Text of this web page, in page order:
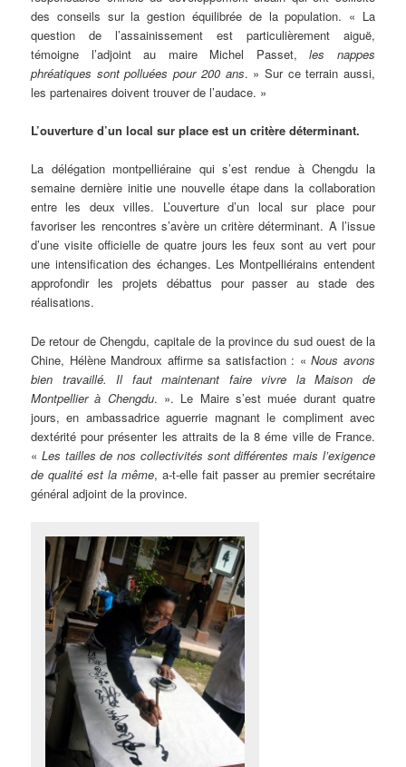
des conseils sur la gestion équilibrée de la population. « La
question de l’assainissement est particulièrement aiguë,
témoigne l’adjoint au maire Michel Passet,les nappes
phréatiques sont polluées pour 200 ans. » Sur ce terrain aussi,
les partenaires doivent trouver de l’audace. »
L’ouverture d’un local sur place est un critère déterminant.
La délégation montpelliéraine qui s’est rendue à Chengdu la
semaine dernière initie une nouvelle étape dans la collaboration
entre les deux villes. L’ouverture d’un local sur place pour
favoriser les rencontres s’avère un critère déterminant. A l’issue
d’une visite officielle de quatre jours les feux sont au vert pour
une intensification des échanges. Les Montpelliérains entendent
approfondir les projets débattus pour passer au stade des
réalisations.
De retour de Chengdu, capitale de la province du sud ouest de la
Chine, Hélène Mandroux affirme sa satisfaction : «Nous avons
bien travaillé. Il faut maintenant faire vivre la Maison de
Montpellier à Chengdu. ». Le Maire s’est muée durant quatre
jours, en ambassadrice aguerrie magnant le compliment avec
dextérité pour présenter les attraits de la 8 éme ville de France.
« Les tailles de nos collectivités sont différentes mais l’exigence
de qualité est la même, a-t-elle fait passer au premier secrétaire
général adjoint de la province.